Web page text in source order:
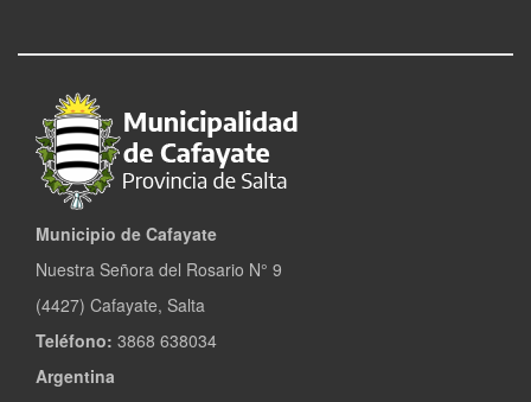
Municipio de Cafayate
Nuestra Señora del Rosario N° 9
(4427) Cafayate, Salta
Teléfono: 3868 638034
Argentina